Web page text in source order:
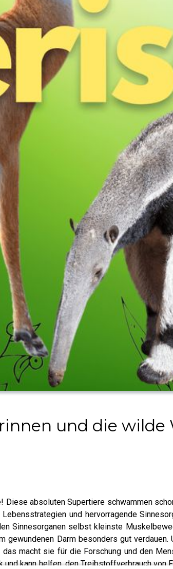
und die wilde
Diese absoluten Supertiere schwammen
und hervorragende
Sinnesorganen selbst kleinste
gewundenen Darm besonders gut
macht sie für die Forschung und den
kann helfen, den Treibstoffverbrauch